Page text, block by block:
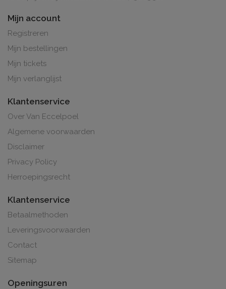
Mijn account
Registreren
Mijn bestellingen
Mijn tickets
Mijn verlanglijst
Klantenservice
Over Van Eccelpoel
Algemene voorwaarden
Disclaimer
Privacy Policy
Herroepingsrecht
Klantenservice
Betaalmethoden
Leveringsvoorwaarden
Contact
Sitemap
Openingsuren